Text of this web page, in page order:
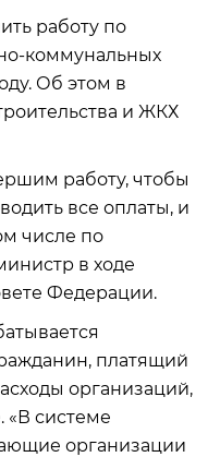
работу по
коммунальных
Об этом в
и ЖКХ
работу, чтобы
все оплаты, и
числе по
в ходе
Федерации.
платящий
организаций,
«В системе
организации